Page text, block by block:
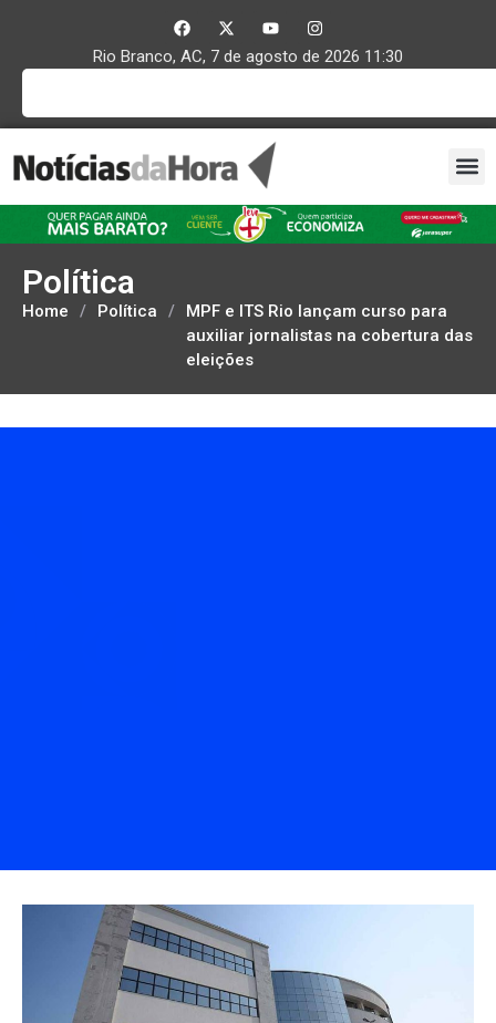
Rio Branco, AC, 7 de agosto de 2026 11:30
Política
Home / Política /
MPF e ITS Rio lançam curso para
auxiliar jornalistas na cobertura das
eleições